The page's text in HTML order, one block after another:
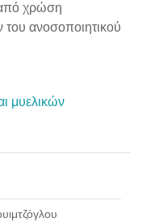
χρώση
ανοσοποιητικού
μυελικών